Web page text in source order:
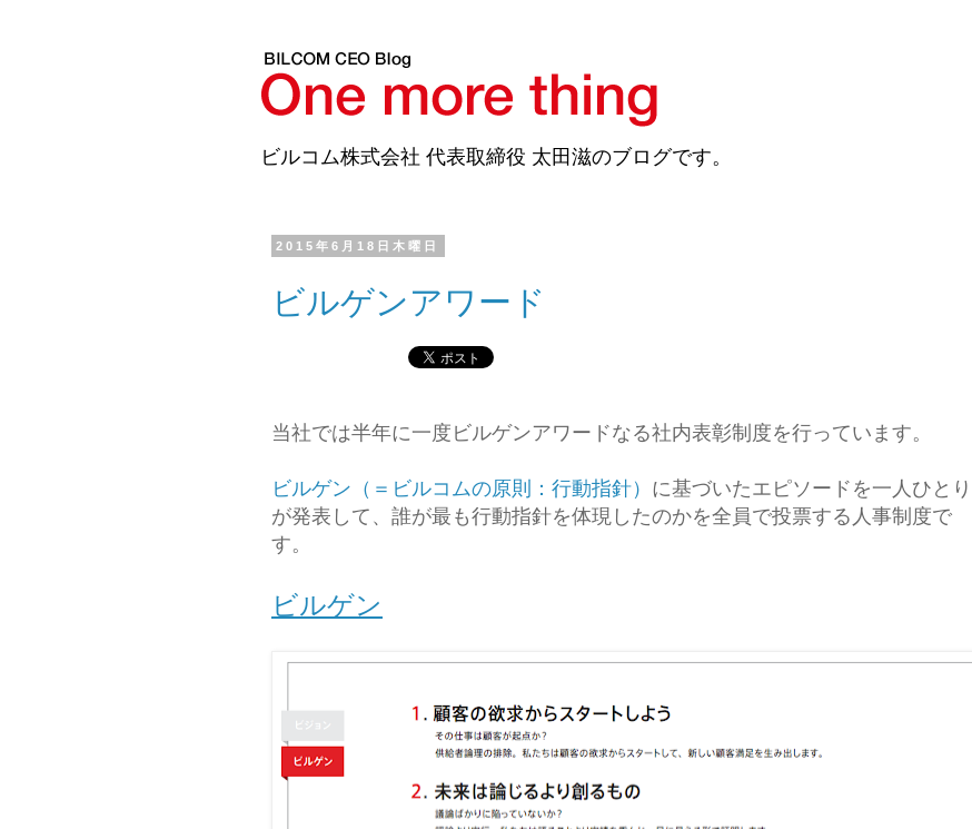
ビルコム株式会社 代表取締役 太田滋のブログです。
2015年6月18日木曜日
ビルゲンアワード
当社では半年に一度ビルゲンアワードなる社内表彰制度を行っています。
ビルゲン（＝ビルコムの原則：行動指針） に基づいたエピソードを一人ひとり
が発表して、誰が最も行動指針を体現したのかを全員で投票する人事制度で
す。
ビルゲン